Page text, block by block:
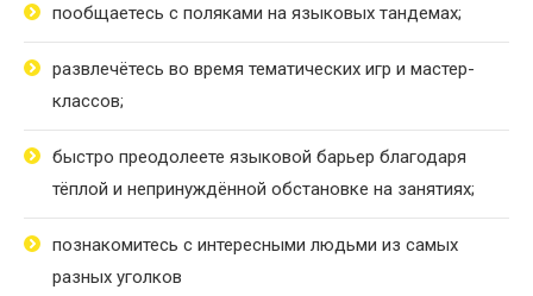
пообщаетесь с поляками на языковых тандемах;
развлечётесь во время тематических игр и мастер-
классов;
быстро преодолеете языковой барьер благодаря
тёплой и непринуждённой обстановке на занятиях;
познакомитесь с интересными людьми из самых
разных уголков